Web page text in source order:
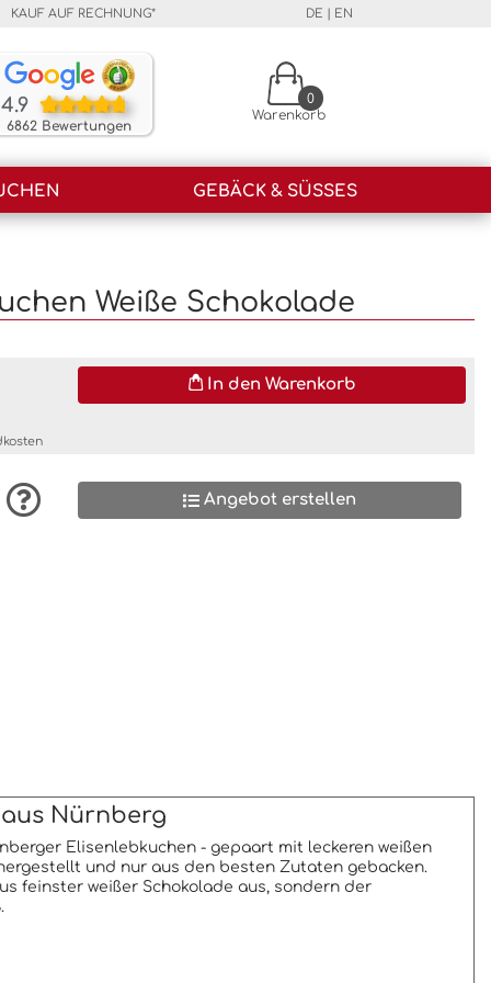
KAUF AUF RECHNUNG* DE | EN
Unsere Kunden bewerten unsere Produkte und
4.9
6862 Bewertungen
Warenkorb
0
GEBÄCK & SÜSSES
Weiße Schokolade
In den Warenkorb
Angebot erstellen
Nürnberg
Elisenlebkuchen - gepaart mit leckeren weißen
und nur aus den besten Zutaten gebacken.
feinster weißer Schokolade aus, sondern der